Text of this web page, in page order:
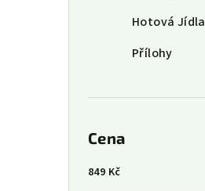
Hotová Jídla
Přílohy
Cena
849 Kč